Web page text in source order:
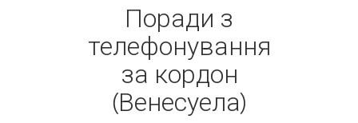
Поради з
телефонування
за кордон
(Венесуела)